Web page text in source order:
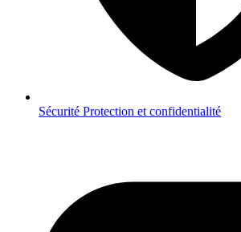
Sécurité Protection et confidentialité